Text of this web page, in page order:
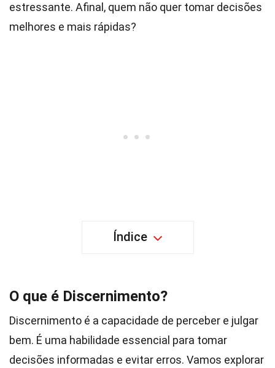
estressante. Afinal, quem não quer tomar decisões
melhores e mais rápidas?
Índice
O que é Discernimento?
Discernimento é a capacidade de perceber e julgar
bem. É uma habilidade essencial para tomar
decisões informadas e evitar erros. Vamos explorar